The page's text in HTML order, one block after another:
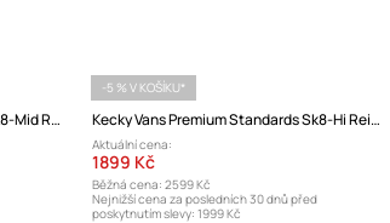
Kecky Vans Premium Standards Sk8-Mid Reissue 83
-5 % V KOŠÍKU*
Kecky Vans Premium Standards Sk8-Hi Reissue 38
Aktuální cena:
1899 Kč
Běžná cena: 2599 Kč
Nejnižší cena za posledních 30 dnů před
poskytnutím slevy: 1999 Kč